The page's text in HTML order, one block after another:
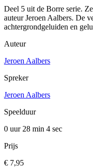
Deel 5 uit de Borre serie.
auteur Jeroen Aalbers. De
achtergrondgeluiden en
Auteur
Jeroen Aalbers
Spreker
Jeroen Aalbers
Speelduur
0 uur 28 min 4 sec
Prijs
€ 7,95